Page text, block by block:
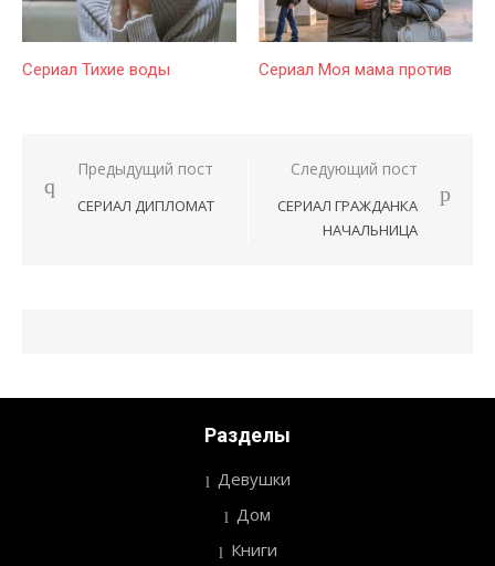
Сериал Тихие воды Сериал Моя мама против
Навигация
Предыдущий пост
СЕРИАЛ ДИПЛОМАТ
Следующий пост
СЕРИАЛ ГРАЖДАНКА
НАЧАЛЬНИЦА
Разделы
Девушки
Дом
Книги